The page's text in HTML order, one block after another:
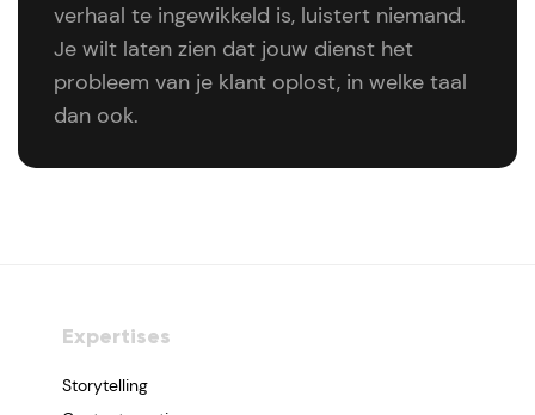
verhaal te ingewikkeld is, luistert niemand.
Je wilt laten zien dat jouw dienst het
probleem van je klant oplost, in welke taal
dan ook.
Expertises
Storytelling